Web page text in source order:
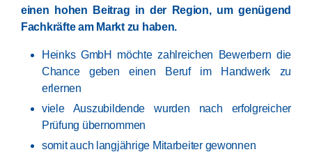
einen hohen Beitrag in der Region, um genügend
Fachkräfte am Markt zu haben.
Heinks GmbH möchte zahlreichen Bewerbern die
Chance geben einen Beruf im Handwerk zu
erlernen
viele Auszubildende wurden nach erfolgreicher
Prüfung übernommen
somit auch langjährige Mitarbeiter gewonnen